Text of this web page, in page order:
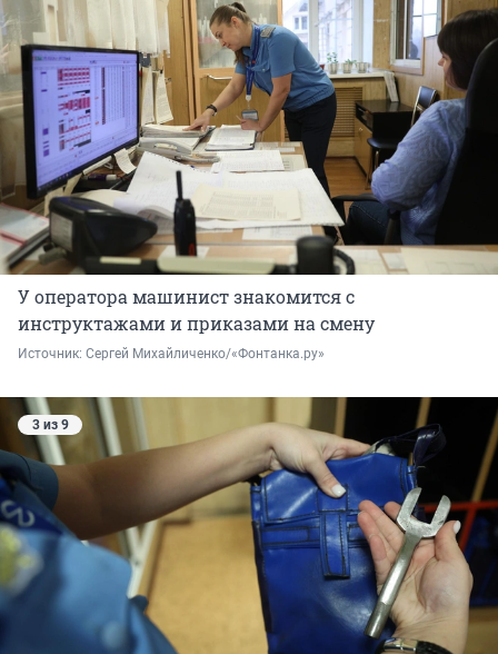
У оператора машинист знакомится с
инструктажами и приказами на смену
Источник: Сергей Михайличенко/«Фонтанка.ру»
3 из 9